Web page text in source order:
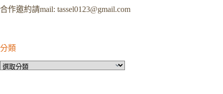
合作邀約請mail: tassel0123@gmail.com
分類
分